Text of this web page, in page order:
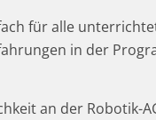
für alle
in der
an der Robotik-